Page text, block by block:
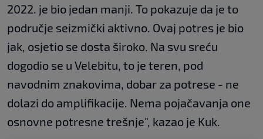
2022. je bio jedan manji. To pokazuje da je to
područje seizmički aktivno. Ovaj potres je bio
jak, osjetio se dosta široko. Na svu sreću
dogodio se u Velebitu, to je teren, pod
navodnim znakovima, dobar za potrese - ne
dolazi do amplifikacije. Nema pojačavanja one
osnovne potresne trešnje", kazao je Kuk.